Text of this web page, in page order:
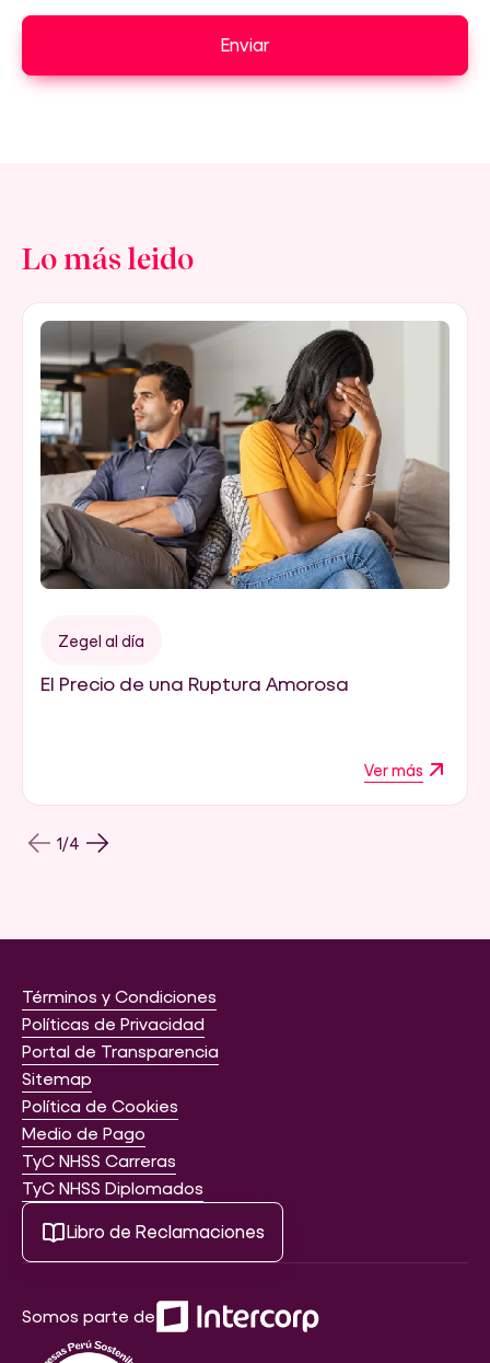
Enviar
Lo más leido
Zegel al día
El Precio de una Ruptura Amorosa
Ver más
1/4
Términos y Condiciones
Políticas de Privacidad
Portal de Transparencia
Sitemap
Política de Cookies
Medio de Pago
TyC NHSS Carreras
TyC NHSS Diplomados
Libro de Reclamaciones
Somos parte de